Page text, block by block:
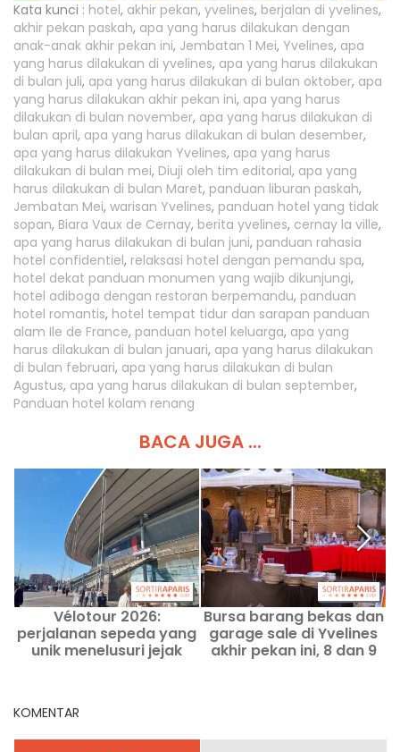
Kata kunci : hotel, akhir pekan, yvelines, berjalan di yvelines,
akhir pekan paskah, apa yang harus dilakukan dengan
anak-anak akhir pekan ini, Jembatan 1 Mei, Yvelines, apa
yang harus dilakukan di yvelines, apa yang harus dilakukan
di bulan juli, apa yang harus dilakukan di bulan oktober, apa
yang harus dilakukan akhir pekan ini, apa yang harus
dilakukan di bulan november, apa yang harus dilakukan di
bulan april, apa yang harus dilakukan di bulan desember,
apa yang harus dilakukan Yvelines, apa yang harus
dilakukan di bulan mei, Diuji oleh tim editorial, apa yang
harus dilakukan di bulan Maret, panduan liburan paskah,
Jembatan Mei, warisan Yvelines, panduan hotel yang tidak
sopan, Biara Vaux de Cernay, berita yvelines, cernay la ville,
apa yang harus dilakukan di bulan juni, panduan rahasia
hotel confidentiel, relaksasi hotel dengan pemandu spa,
hotel dekat panduan monumen yang wajib dikunjungi,
hotel adiboga dengan restoran berpemandu, panduan
hotel romantis, hotel tempat tidur dan sarapan panduan
alam Ile de France, panduan hotel keluarga, apa yang
harus dilakukan di bulan januari, apa yang harus dilakukan
di bulan februari, apa yang harus dilakukan di bulan
Agustus, apa yang harus dilakukan di bulan september,
Panduan hotel kolam renang
BACA JUGA ...
Vélotour 2026:
perjalanan sepeda yang
unik menelusuri jejak
Bursa barang bekas dan
garage sale di Yvelines
akhir pekan ini, 8 dan 9
KOMENTAR